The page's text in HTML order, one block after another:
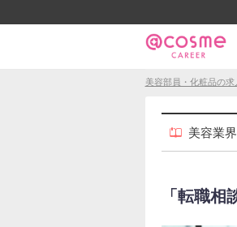
美容部員・化粧品の求
美容業
「転職相